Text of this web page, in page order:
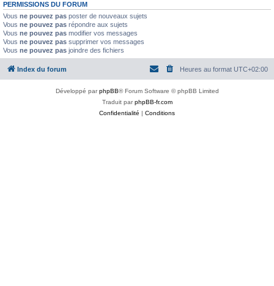
PERMISSIONS DU FORUM
Vous ne pouvez pas poster de nouveaux sujets
Vous ne pouvez pas répondre aux sujets
Vous ne pouvez pas modifier vos messages
Vous ne pouvez pas supprimer vos messages
Vous ne pouvez pas joindre des fichiers
Index du forum Heures au format UTC+02:00
Développé parphpBB® Forum Software © phpBB Limited
Traduit parphpBB-fr.com
Confidentialité | Conditions